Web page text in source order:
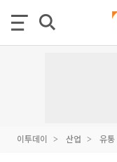
이투데이 산업 유통